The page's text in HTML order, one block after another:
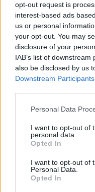
opt-out request is
interest-based ads
us or personal
your opt-out. You may
disclosure of your
IAB’s list of
also be disclosed by us
Downstream Participants
Personal Data
I want to opt-out of
personal data.
Opted In
I want to opt-out of
Personal Data.
Opted In
Paroles + Traduction
Commentaires
Pour prolonger le
Télécharger
Trouver des vinyles
meilleur prix sur